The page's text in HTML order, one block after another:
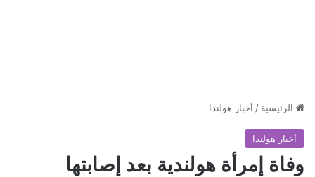
الرئيسية / أخبار هولندا
أخبار هولندا
وفاة إمرأة هولندية بعد إصابتها